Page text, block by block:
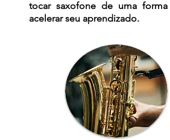
tocar saxofone de uma
acelerar seu aprendizado.